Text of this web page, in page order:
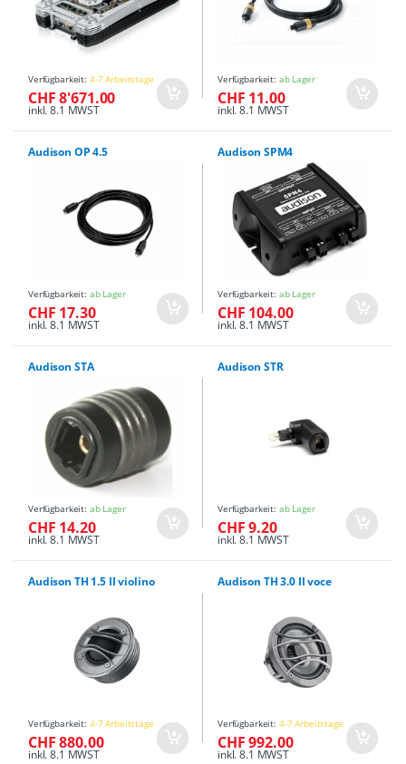
Verfügbarkeit: 4-7 Arbeitstage
CHF 8'671.00
inkl. 8.1 MWST
Verfügbarkeit: ab Lager
CHF 11.00
inkl. 8.1 MWST
Audison OP 4.5
Verfügbarkeit: ab Lager
CHF 17.30
inkl. 8.1 MWST
Audison SPM4
Verfügbarkeit: ab Lager
CHF 104.00
inkl. 8.1 MWST
Audison STA
Verfügbarkeit: ab Lager
CHF 14.20
inkl. 8.1 MWST
Audison STR
Verfügbarkeit: ab Lager
CHF 9.20
inkl. 8.1 MWST
Audison TH 1.5 II violino
Verfügbarkeit: 4-7 Arbeitstage
CHF 880.00
inkl. 8.1 MWST
Audison TH 3.0 II voce
Verfügbarkeit: 4-7 Arbeitstage
CHF 992.00
inkl. 8.1 MWST